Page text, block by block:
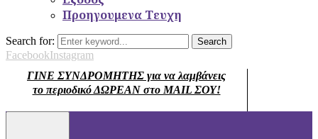
Προηγουμενα Τευχη
Search for: Search
FacebookInstagram
ΓΙΝΕ ΣΥΝΔΡΟΜΗΤΗΣ για να λαμβάνεις
το περιοδικό ΔΩΡΕΑΝ στο MAIL ΣΟΥ!